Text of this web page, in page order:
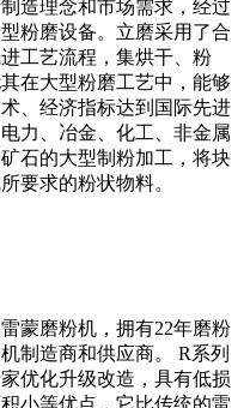
造理念和市场需求，经过
粉磨设备。立磨采用了合
工艺流程，集烘干、粉
在大型粉磨工艺中，能够
、经济指标达到国际先进
力、冶金、化工、非金属
石的大型制粉加工，将块
要求的粉状物料。
蒙磨粉机，拥有22年磨粉
制造商和供应商。 R系列
优化升级改造，具有低损